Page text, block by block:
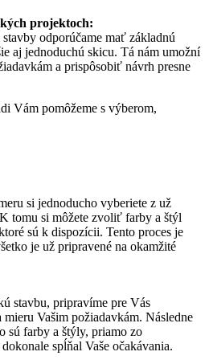
projektoch:
odporúčame mať základnú
aj jednoduchú skicu. Tá nám umožní
a prispôsobiť návrh presne
Vám pomôžeme s výberom,
si jednoducho vyberiete z už
tomu si môžete zvoliť farby a štýl
sú k dispozícii. Tento proces je
je už pripravené na okamžité
stavbu, pripravíme pre Vás
Vašim požiadavkám. Následne
sú farby a štýly, priamo zo
spĺňal Vaše očakávania.